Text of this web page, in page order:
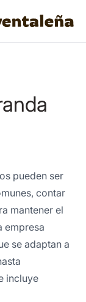
pueden ser
contar
mantener el
empresa
se adaptan a
incluye